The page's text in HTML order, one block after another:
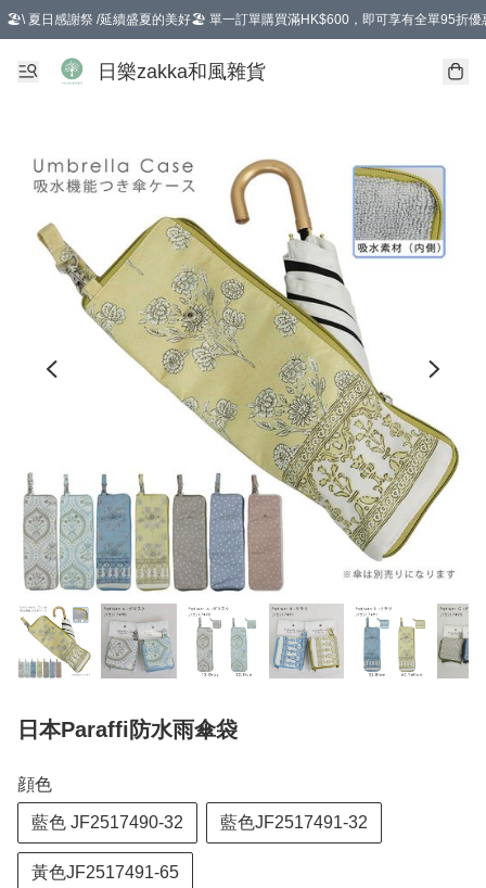
🏖️\ 夏日感謝祭 /延續盛夏的美好🏖️ 單一訂單購買滿HK$600，即可享有全單95折優
選擇GoGoX住宅/工商地址配送，單一訂單消費購物滿HK$680(折扣後），可享有
日樂zakka和風雜貨
日本Paraffi防水雨傘袋
顔色
藍色 JF2517490-32 藍色JF2517491-32
黃色JF2517491-65